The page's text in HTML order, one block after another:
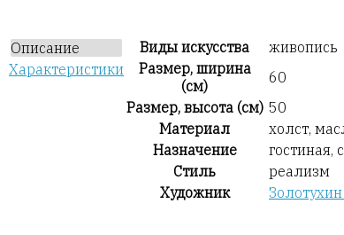
Описание
Характеристики
Виды искусства
живопись
Размер, ширина
(см)
60
Размер, высота (см) 50
Материал
холст,
Назначение
гостиная,
Стиль
реализм
Художник